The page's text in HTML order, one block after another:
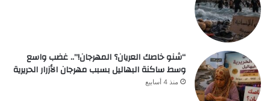
“شنو خاصك العريان؟ المهرجان!”.. غضب واسع
وسط ساكنة البهاليل بسبب مهرجان الأزرار الحريرية
منذ 4 أسابيع